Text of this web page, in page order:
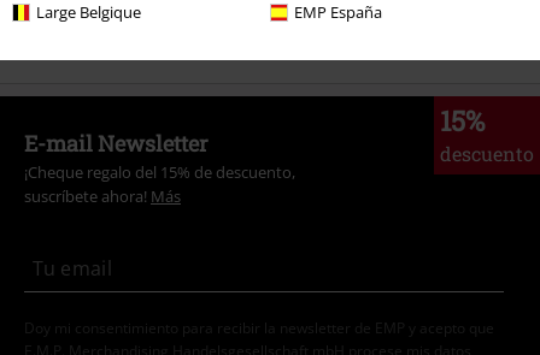
Large Belgique EMP España
Tallas Grandes Mujer Vestidos Cortos
15%
descuento
E-mail Newsletter
¡Cheque regalo del 15% de descuento,
suscríbete ahora! Más
Doy mi consentimiento para recibir la newsletter de EMP y acepto que
E.M.P. Merchandising Handelsgesellschaft mbH procese mis datos